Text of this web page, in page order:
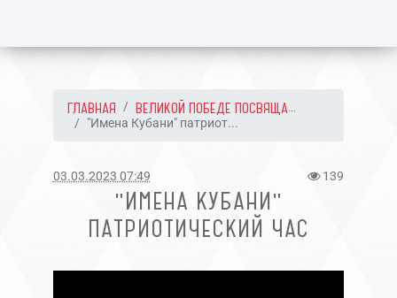
ГЛАВНАЯ ВЕЛИКОЙ ПОБЕДЕ ПОСВЯЩА...
"Имена Кубани" патриот...
03.03.2023 07:49 139
"ИМЕНА КУБАНИ"
ПАТРИОТИЧЕСКИЙ ЧАС